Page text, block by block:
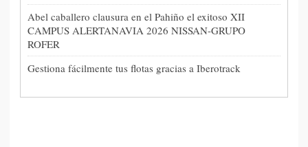
Abel caballero clausura en el Pahiño el exitoso XII
CAMPUS ALERTANAVIA 2026 NISSAN-GRUPO
ROFER
Gestiona fácilmente tus flotas gracias a Iberotrack